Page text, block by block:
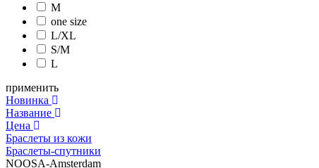
M
one size
L/XL
S/M
L
применить
Новинка
Название
Цена
Браслеты из кожи
Браслеты-спутники
NOOSA-Amsterdam